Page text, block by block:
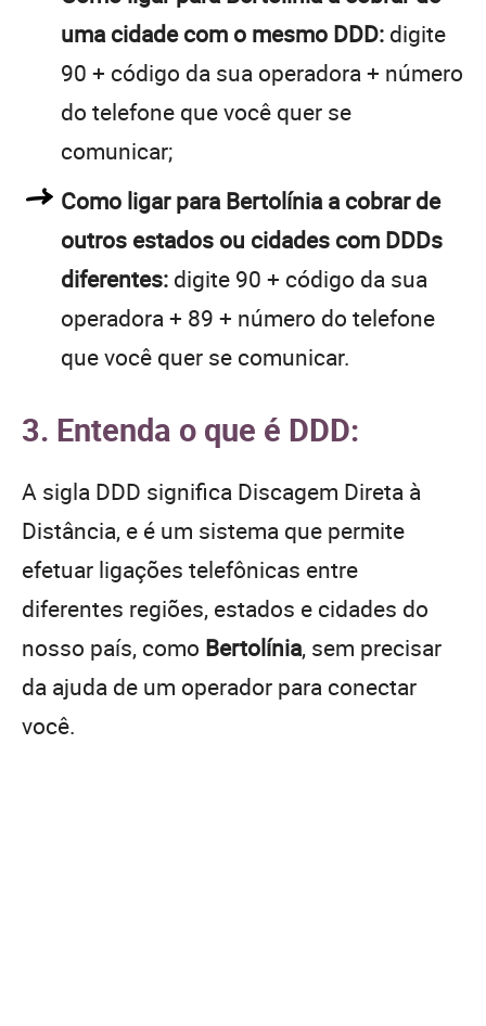
uma cidade com o mesmo DDD: digite
90 + código da sua operadora + número
do telefone que você quer se
comunicar;
Como ligar para Bertolínia a cobrar de
outros estados ou cidades com DDDs
diferentes: digite 90 + código da sua
operadora + 89 + número do telefone
que você quer se comunicar.
3. Entenda o que é DDD:
A sigla DDD significa Discagem Direta à
Distância, e é um sistema que permite
efetuar ligações telefônicas entre
diferentes regiões, estados e cidades do
nosso país, como Bertolínia, sem precisar
da ajuda de um operador para conectar
você.